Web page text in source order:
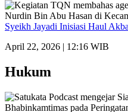
Syeikh Jayadi Inisiasi Haul
April 22, 2026 | 12:16 WIB
Hukum